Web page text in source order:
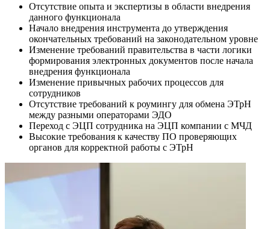
Отсутствие опыта и экспертизы в области внедрения
данного функционала
Начало внедрения инструмента до утверждения
окончательных требований на законодательном уровне
Изменение требований правительства в части логики
формирования электронных документов после начала
внедрения функционала
Изменение привычных рабочих процессов для
сотрудников
Отсутствие требований к роумингу для обмена ЭТрН
между разными операторами ЭДО
Переход с ЭЦП сотрудника на ЭЦП компании с МЧД
Высокие требования к качеству ПО проверяющих
органов для корректной работы с ЭТрН